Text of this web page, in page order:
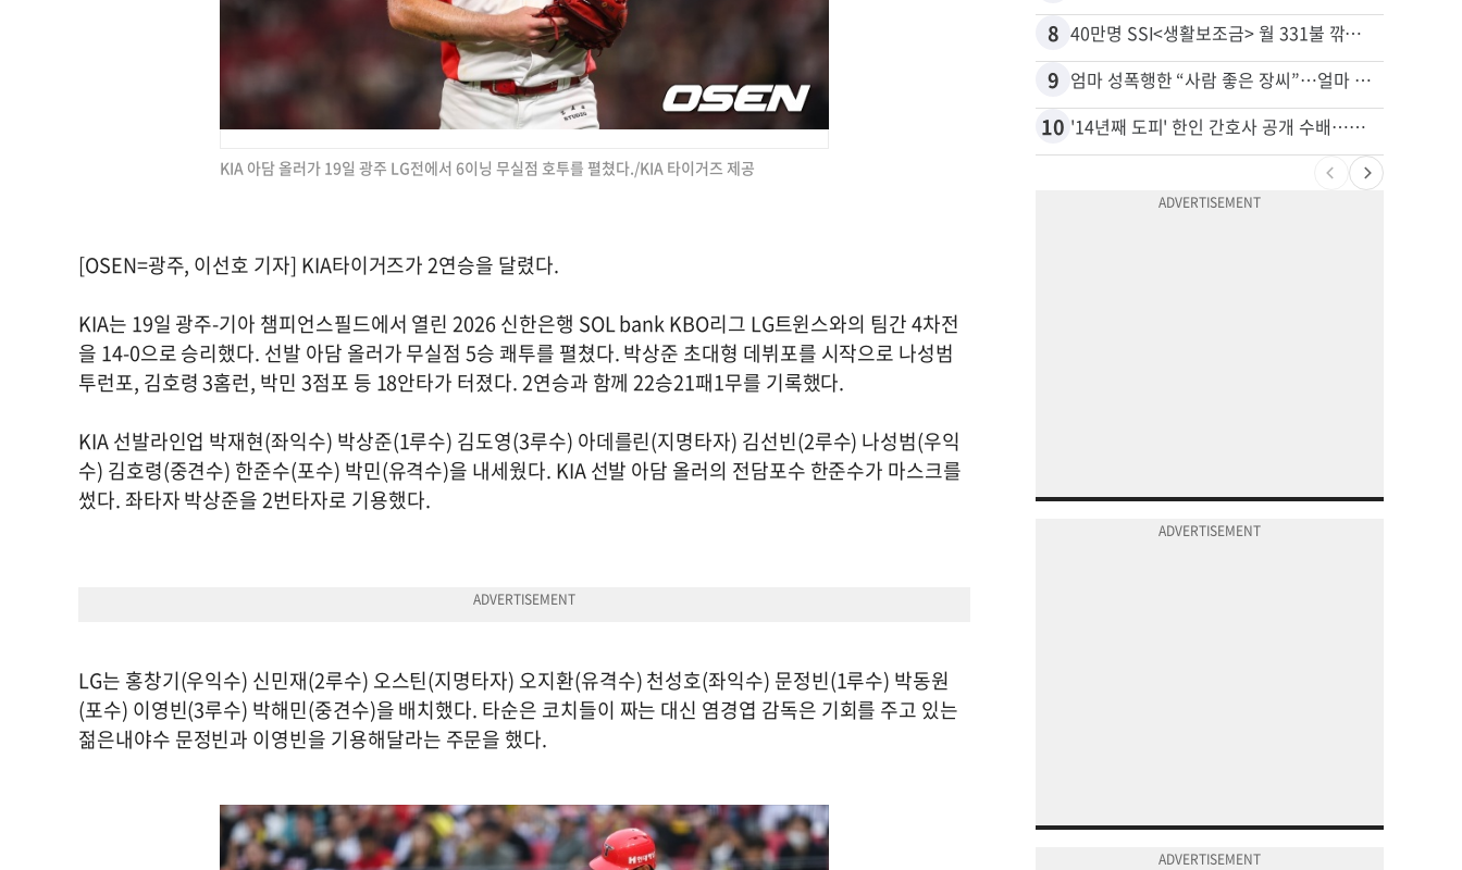
KIA 아담 올러가 19일 광주 LG전에서 6이닝 무실점 호투를 펼쳤다./KIA 타이거즈 제공
[OSEN=광주, 이선호 기자] KIA타이거즈가 2연승을 달렸다.
KIA는 19일 광주-기아 챔피언스필드에서 열린 2026 신한은행 SOL bank KBO리그 LG트윈스와의 팀간 4차전
을 14-0으로 승리했다. 선발 아담 올러가 무실점 5승 쾌투를 펼쳤다. 박상준 초대형 데뷔포를 시작으로 나성범
투런포, 김호령 3홈런, 박민 3점포 등 18안타가 터졌다. 2연승과 함께 22승21패1무를 기록했다.
KIA 선발라인업 박재현(좌익수) 박상준(1루수) 김도영(3루수) 아데를린(지명타자) 김선빈(2루수) 나성범(우익
수) 김호령(중견수) 한준수(포수) 박민(유격수)을 내세웠다. KIA 선발 아담 올러의 전담포수 한준수가 마스크를
썼다. 좌타자 박상준을 2번타자로 기용했다.
LG는 홍창기(우익수) 신민재(2루수) 오스틴(지명타자) 오지환(유격수) 천성호(좌익수) 문정빈(1루수) 박동원
(포수) 이영빈(3루수) 박해민(중견수)을 배치했다. 타순은 코치들이 짜는 대신 염경엽 감독은 기회를 주고 있는
젊은내야수 문정빈과 이영빈을 기용해달라는 주문을 했다.
8 40만명 SSI<생활보조금> 월 331불 깎이나
9 엄마 성폭행한 “사람 좋은 장씨”…얼마 뒤 딸 배도 불러왔다
10 '14년째 도피' 한인 간호사 공개 수배…메디케어 사기 유죄